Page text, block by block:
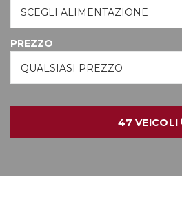
47 VEICOLI
SCEGLI ALIMENTAZIONE
PREZZO
QUALSIASI PREZZO